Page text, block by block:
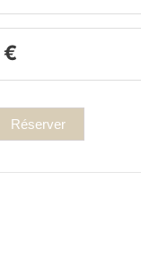
€
Réserver